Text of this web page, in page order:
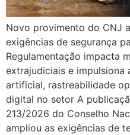
Novo provimento do CNJ
exigências de segurança
Regulamentação impacta
extrajudiciais e impulsiona
artificial, rastreabilidade
digital no setor A
213/2026 do Conselho
ampliou as exigências de